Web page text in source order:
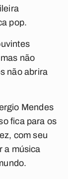
pop.
não
não abrira
Mendes
fica para os
com seu
a música